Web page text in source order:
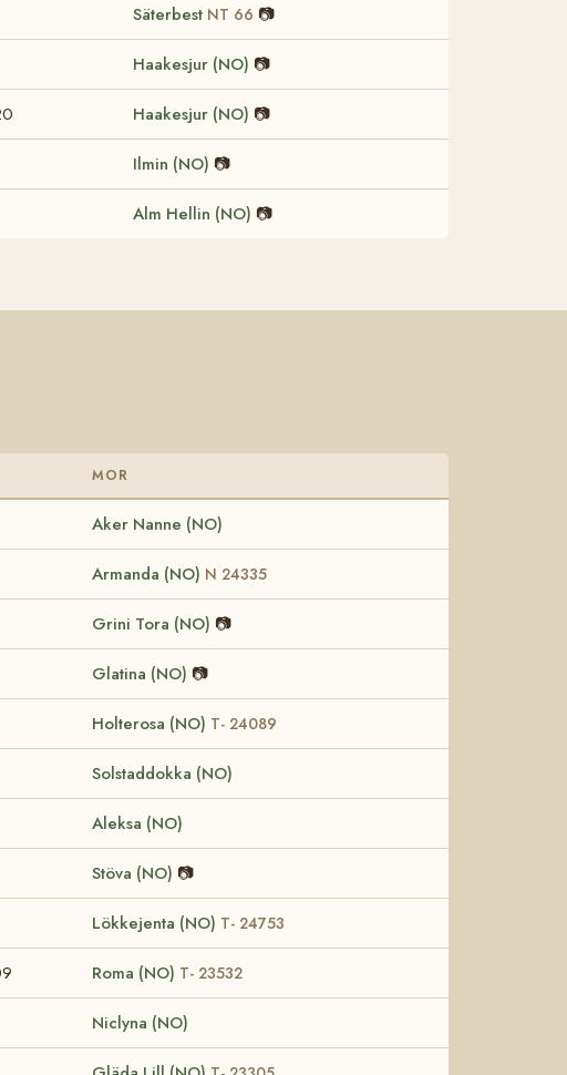
Säterbest NT 66 📷
Haakesjur (NO) 📷
Haakesjur (NO) 📷
Ilmin (NO) 📷
Alm Hellin (NO) 📷
MOR
Aker Nanne (NO)
Armanda (NO) N 24335
Grini Tora (NO) 📷
Glatina (NO) 📷
Holterosa (NO) T- 24089
Solstaddokka (NO)
Aleksa (NO)
Stöva (NO) 📷
Lökkejenta (NO) T- 24753
Roma (NO) T- 23532
Niclyna (NO)